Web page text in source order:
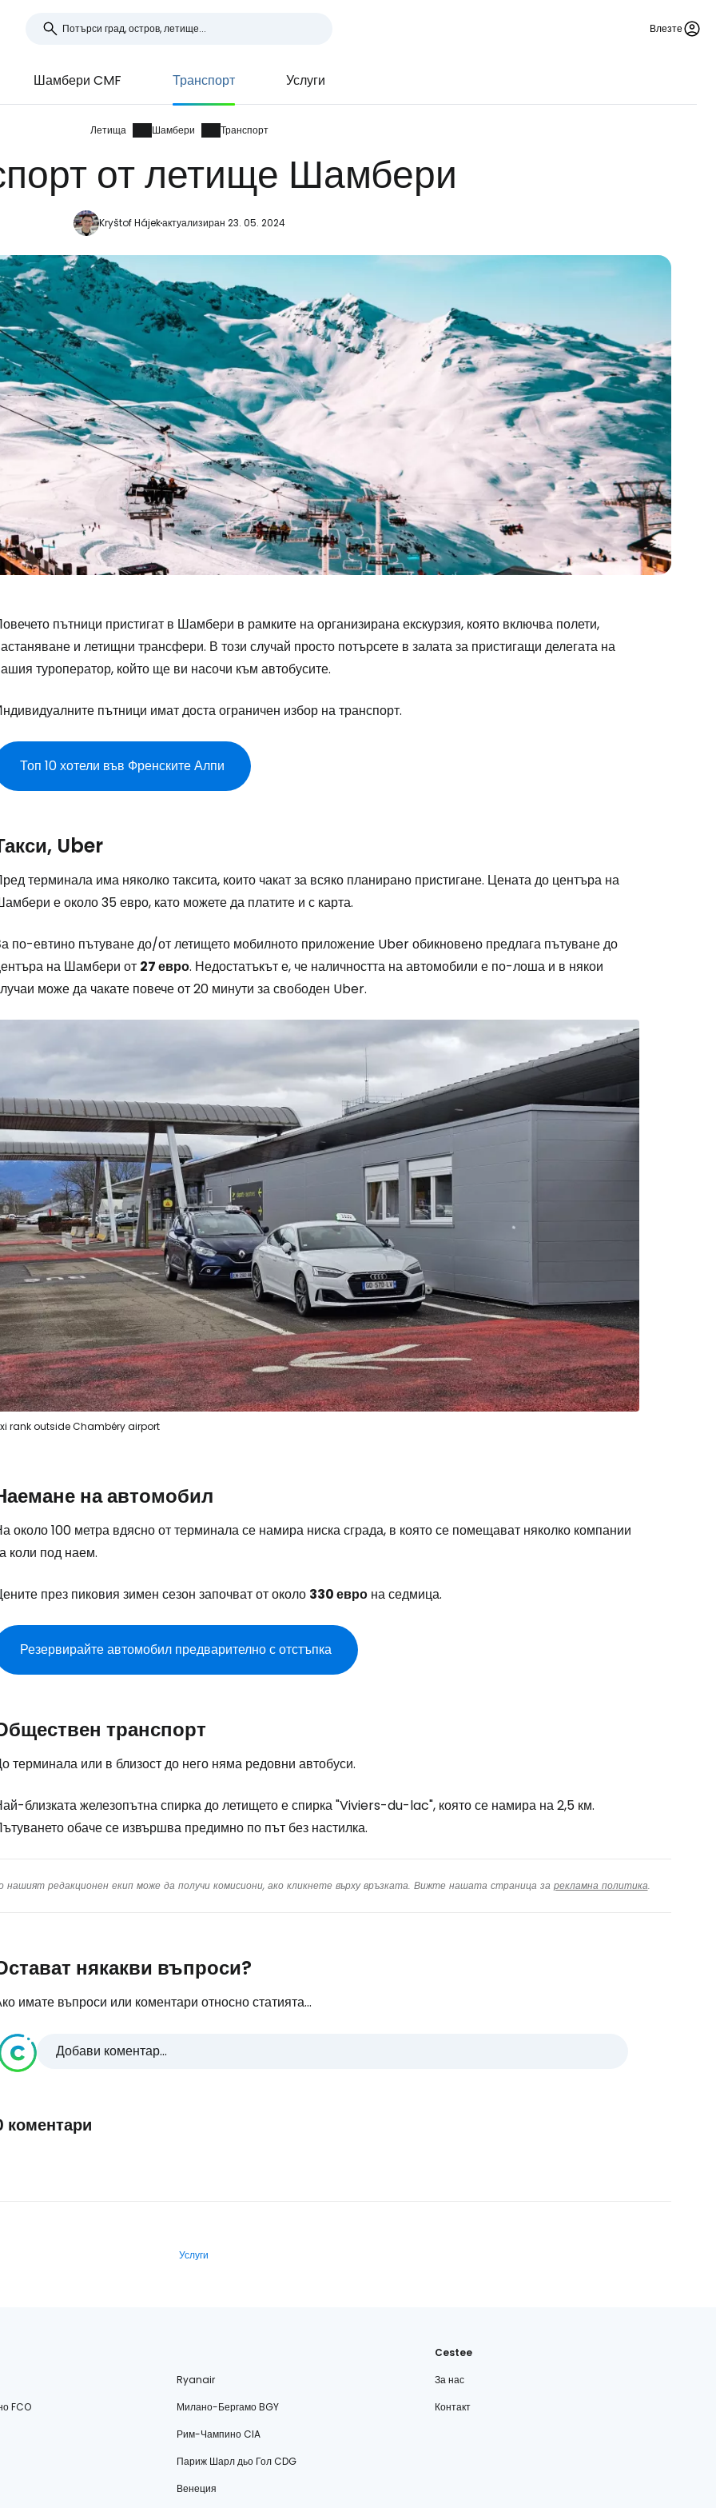
Влезте
Шамбери CMF Транспорт Услуги
Летища Шамбери Транспорт
от летище Шамбери
Kryštof Hájekактуализиран 23. 05. 2024
пътници пристигат в Шамбери в рамките на организирана екскурзия, която включва полети,
и летищни трансфери. В този случай просто потърсете в залата за пристигащи делегата на
туроператор, който ще ви насочи към автобусите.
пътници имат доста ограничен избор на транспорт.
Топ 10 хотели във Френските Алпи
Uber
терминала има няколко таксита, които чакат за всяко планирано пристигане. Цената до центъра на
е около 35 евро, като можете да платите и с карта.
по-евтино пътуване до/от летището мобилното приложение Uber обикновено предлага пътуване до
на Шамбери от 27 евро. Недостатъкът е, че наличността на автомобили е по-лоша и в някои
може да чакате повече от 20 минути за свободен Uber.
rank outside Chambéry airport
на автомобил
около 100 метра вдясно от терминала се намира ниска сграда, в която се помещават няколко компании
коли под наем.
през пиковия зимен сезон започват от около 330 евро на седмица.
Резервирайте автомобил предварително с отстъпка
транспорт
терминала или в близост до него няма редовни автобуси.
близката железопътна спирка до летището е спирка "Viviers-du-lac", която се намира на 2,5 км.
обаче се извършва предимно по път без настилка.
редакционен екип може да получи комисиони, ако кликнете върху връзката. Вижте нашата страница за рекламна политика.
някакви въпроси?
имате въпроси или коментари относно статията...
Добави коментар...
коментари
Услуги
Ryanair
FCO
Милано-Бергамо BGY
Рим-Чампино CIA
Париж Шарл дьо Гол CDG
Венеция
Cestee
За нас
Контакт
Влезте в Cestee
... световната общност на туристите
Продължете с Google
Продължете с Facebook
Продължете с имейл